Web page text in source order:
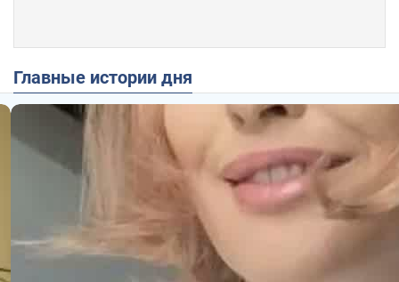
Главные истории дня